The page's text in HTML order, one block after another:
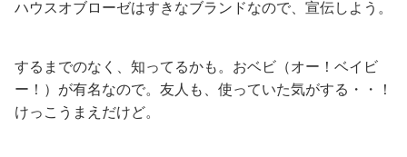
ハウスオブローゼはすきなブランドなので、宣伝しよう。
するまでのなく、知ってるかも。おベビ（オー！ベイビ
ー！）が有名なので。友人も、使っていた気がする・・！
けっこうまえだけど。